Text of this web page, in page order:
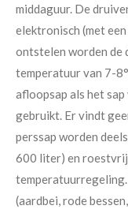
middaguur. De
elektronisch (met
ontstelen worden de
temperatuur van 7-
afloopsap als het
gebruikt. Er vindt
perssap worden
600 liter) en
temperatuurregeling.
(aardbei, rode